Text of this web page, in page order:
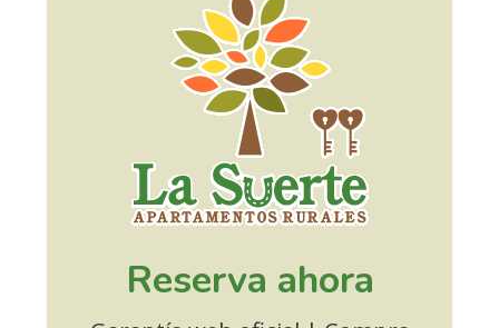
Reserva ahora